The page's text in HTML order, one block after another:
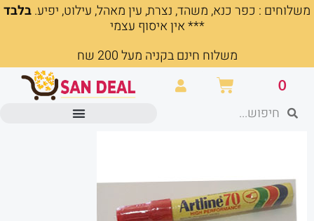
דילוג
משלוחים : כפר כנא, משהד, נצרת, עין מאהל, עילוט, יפיע.בלבד
*** אין איסוף עצמי
משלוח חינם בקניה מעל 200 שח
0 עגלת
קניות חיפושחיפוש